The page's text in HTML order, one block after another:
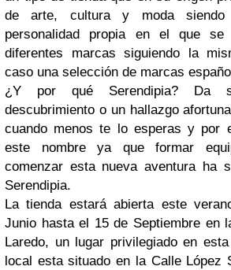
de arte, cultura y moda
personalidad propia en el que se
diferentes marcas siguiendo la
caso una selección de marcas
¿Y por qué Serendipia? Da
descubrimiento o un hallazgo
cuando menos te lo esperas y por
este nombre ya que formar
comenzar esta nueva aventura ha
Serendipia.
La tienda estará abierta este
Junio hasta el 15 de Septiembre en
Laredo, un lugar privilegiado en
local esta situado en la Calle López